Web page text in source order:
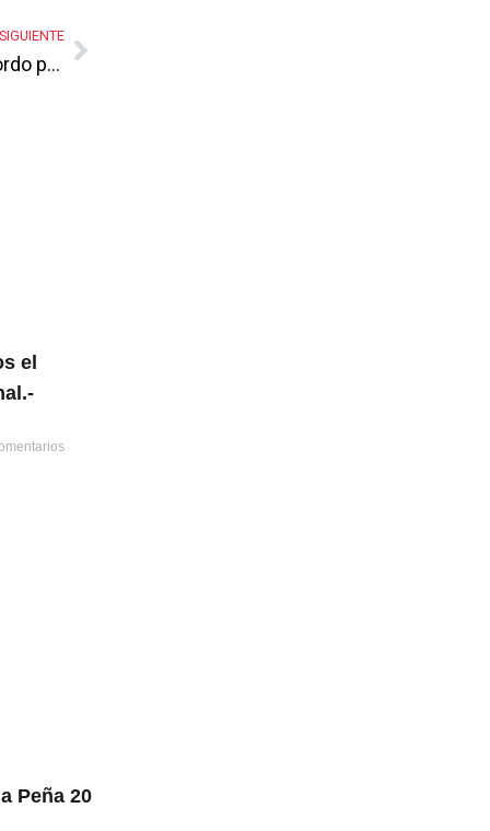
La fiesta de la coalición sin coalición… El Gordo priísta a gayola y el Cachetón panista a la diestra de Adrián
el
Peña 20